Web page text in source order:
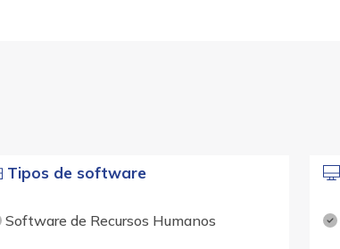
Tipos de software
Software de Recursos Humanos